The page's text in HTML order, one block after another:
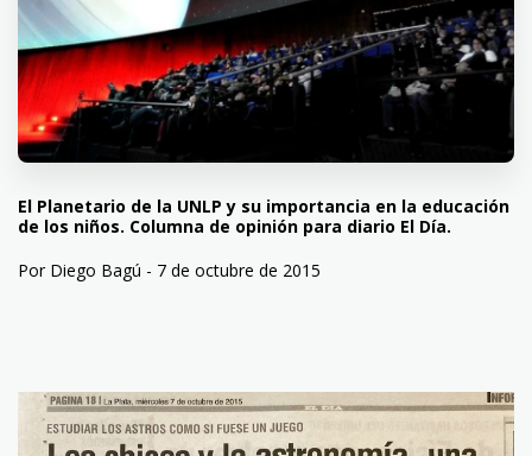
El Planetario de la UNLP y su importancia en la educación
de los niños. Columna de opinión para diario El Día.
Por Diego Bagú - 7 de octubre de 2015